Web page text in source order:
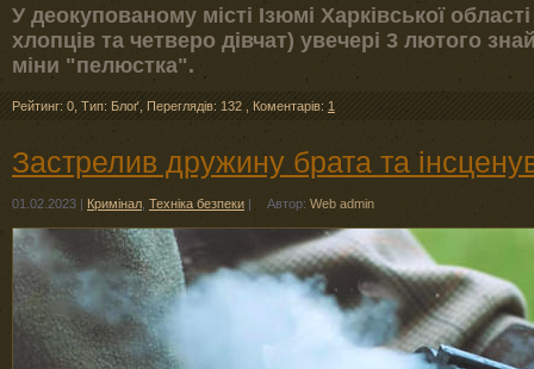
У деокупованому місті Ізюмі Харківської
хлопців та четверо дівчат) увечері 3 лютого
міни "пелюстка".
Рейтинг: 0 Тип: Блоґ Переглядів: 132 Коментарів: 1
Застрелив дружину брата та
01.02.2023 | Кримінал Техніка безпеки | Автор: Web admin